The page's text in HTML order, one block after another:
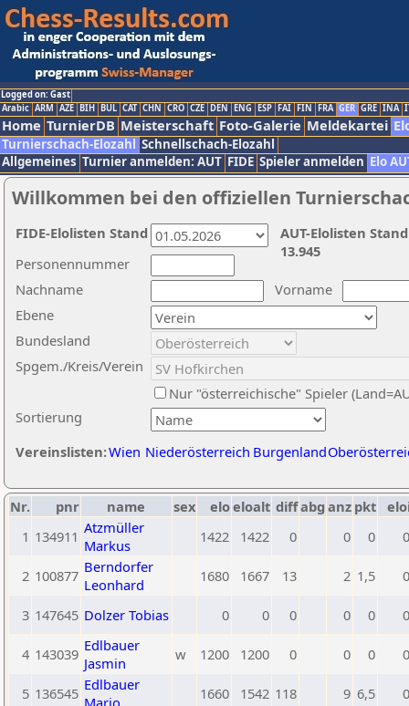
Logged on: Gast
Arabic ARM AZE BIH BUL CAT CHN CRO CZE DEN ENG ESP FAI FIN FRA GER GRE INA
Home TurnierDB Meisterschaft Foto-Galerie Meldekartei
Turnierschach-Elozahl Schnellschach-Elozahl
Allgemeines Turnier anmelden: AUT FIDE Spieler anmelden Elo
Willkommen bei den offiziellen
Nachname
Vorname
Ebene
Sortierung
Personennummer
Bundesland
Spgem./Kreis/Verein
Nur "österreichische" Spieler
Vereinslisten:Wien Niederösterreich Burgenland
AUT-Elolisten
13.945
FIDE-Elolisten Stand
Nr. pnr name sex eloeloalt diffabg anz pkt
1 134911 Atzmüller
Markus
1422 1422 0 0 0 0
2 100877 Berndorfer
Leonhard
1680 1667 13 2 1,5 0
3 147645 Dolzer Tobias 0 0 0 0 0 0
4 143039 Edlbauer
Jasmin
w 1200 1200 0 0 0 0
5 136545 Edlbauer
Mario
1660 1542 118 9 6,5 0